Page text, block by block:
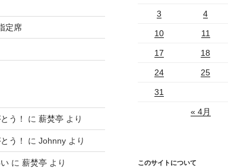
定席
う！ に 薪焚亭 より
う！ に Johnny より
に 薪焚亭 より
3 4
10 11
17 18
24 25
31
« 4月
このサイトについて